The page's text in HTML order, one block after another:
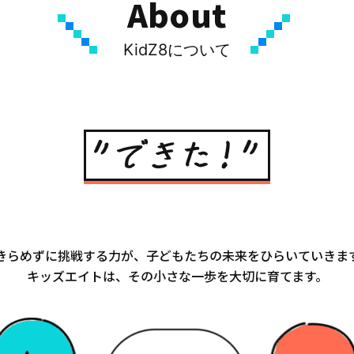
About
KidZ8について
らめずに挑戦する力が、 子どもたちの未来をひらいていきま
キッズエイトは、 その小さな一歩を大切に育てます。